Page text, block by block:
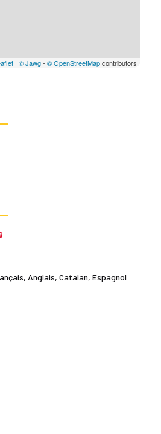
| © Jawg- © OpenStreetMapcontributors
Anglais, Catalan, Espagnol